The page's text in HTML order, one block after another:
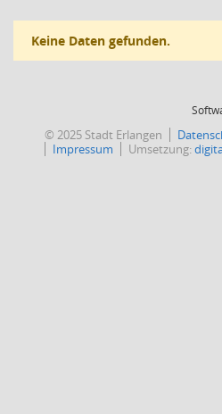
Keine Daten gefunden.
© 2025 Stadt Erlangen
Impressum
Umsetzung: